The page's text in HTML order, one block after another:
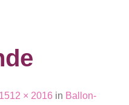
1512 × 2016 in Ballon-